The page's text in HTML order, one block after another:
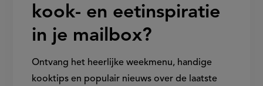
kook- en eetinspiratie
in je mailbox?
Ontvang het heerlijke weekmenu, handige
kooktips en populair nieuws over de laatste